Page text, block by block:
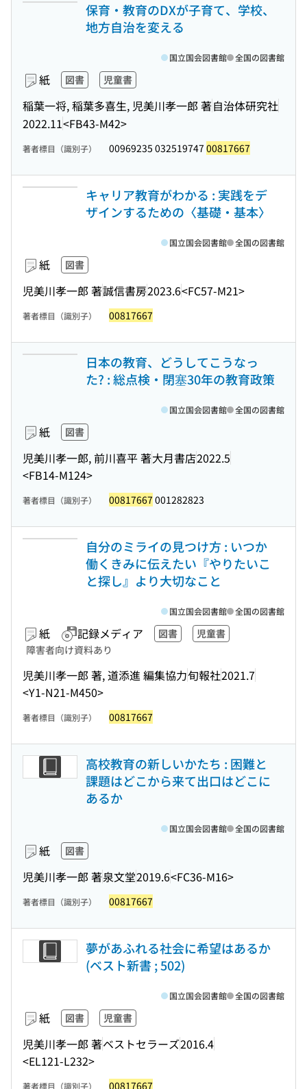
保育・教育のDXが子育て、学校、
地方自治を変える
紙 図書 児童書
稲葉一将, 稲葉多喜生, 児美川孝一郎 著自治体研究社
2022.11<FB43-M42>
国立国会図書館 全国の図書館
著者標目（識別子） 00969235 032519747 00817667
キャリア教育がわかる : 実践をデ
ザインするための〈基礎・基本〉
紙 図書
児美川孝一郎 著誠信書房2023.6<FC57-M21>
国立国会図書館 全国の図書館
著者標目（識別子） 00817667
日本の教育、どうしてこうなっ
た? : 総点検・閉塞30年の教育政策
紙 図書
児美川孝一郎, 前川喜平 著大月書店2022.5
<FB14-M124>
国立国会図書館 全国の図書館
著者標目（識別子） 00817667 001282823
自分のミライの見つけ方 : いつか
働くきみに伝えたい『やりたいこ
と探し』より大切なこと
紙 記録メディア 図書
児童書
障害者向け資料あり
児美川孝一郎 著, 道添進 編集協力旬報社2021.7
<Y1-N21-M450>
国立国会図書館 全国の図書館
著者標目（識別子） 00817667
高校教育の新しいかたち : 困難と
課題はどこから来て出口はどこに
あるか
紙 図書
児美川孝一郎 著泉文堂2019.6<FC36-M16>
国立国会図書館 全国の図書館
著者標目（識別子） 00817667
夢があふれる社会に希望はあるか
(ベスト新書 ; 502)
紙 図書 児童書
児美川孝一郎 著ベストセラーズ2016.4
<EL121-L232>
国立国会図書館 全国の図書館
著者標目（識別子） 00817667